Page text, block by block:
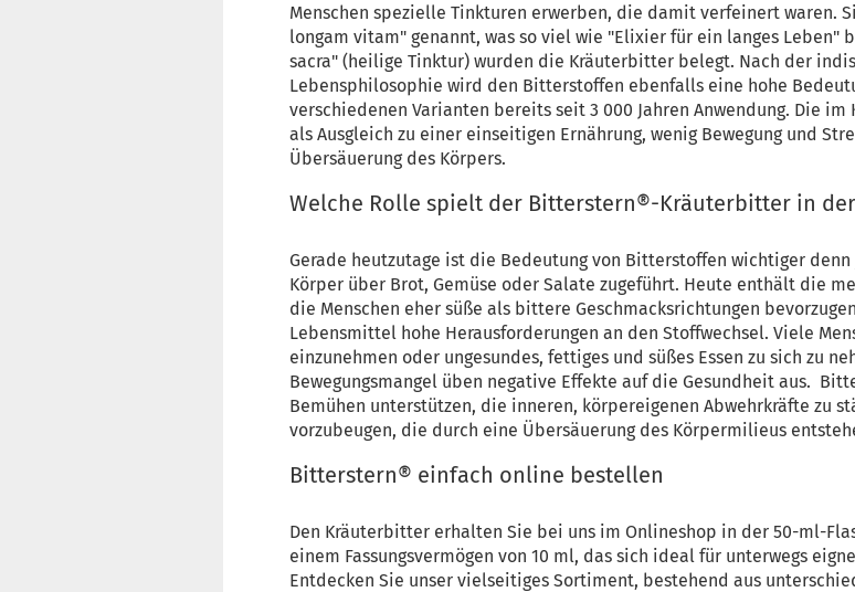
Menschen spezielle Tinkturen erwerben, die damit verfeinert waren.
longam vitam" genannt, was so viel wie "Elixier für ein langes Leben"
sacra" (heilige Tinktur) wurden die Kräuterbitter belegt. Nach der
Lebensphilosophie wird den Bitterstoffen ebenfalls eine hohe
verschiedenen Varianten bereits seit 3 000 Jahren Anwendung. Die
als Ausgleich zu einer einseitigen Ernährung, wenig Bewegung und
Übersäuerung des Körpers.
Welche Rolle spielt der Bitterstern®-Kräuterbitter in
Gerade heutzutage ist die Bedeutung von Bitterstoffen wichtiger
Körper über Brot, Gemüse oder Salate zugeführt. Heute enthält die
die Menschen eher süße als bittere Geschmacksrichtungen
Lebensmittel hohe Herausforderungen an den Stoffwechsel. Viele
einzunehmen oder ungesundes, fettiges und süßes Essen zu sich zu
Bewegungsmangel üben negative Effekte auf die Gesundheit aus.
Bemühen unterstützen, die inneren, körpereigenen Abwehrkräfte zu
vorzubeugen, die durch eine Übersäuerung des Körpermilieus
Bitterstern® einfach online bestellen
Den Kräuterbitter erhalten Sie bei uns im Onlineshop in der 50-ml-
einem Fassungsvermögen von 10 ml, das sich ideal für unterwegs
Entdecken Sie unser vielseitiges Sortiment, bestehend aus